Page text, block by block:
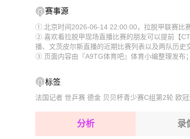
2026-08-15 【拉脱甲】 玛路普VS文
2026-08-15 【拉脱甲】 玛路普VS文
2026-08-15 【拉脱甲】 玛路普VS文茨
2026-08-14 【拉脱甲】 玛路普VS文茨
2026-08-15 【拉脱甲】 玛路普VS文
2026-08-15 【拉脱甲】 玛路普VS文
2026-08-15 【拉脱甲】 玛路普VS文
2026-08-15 【拉脱甲】 玛路普VS文茨
赛事源
①.北京时间2026-06-14 22:00:00，拉脱甲联赛比
②.喜欢看拉脱甲现场直播比赛的朋友可以提前【
播、文茨皮尔斯直播的近期比赛列表以及两队历史
③.页面内容由『A9TG体育吧』体育小编整理发布
标签
法国记者 世乒赛 德金 贝贝杯青少赛C组第2轮 欧
分析 录